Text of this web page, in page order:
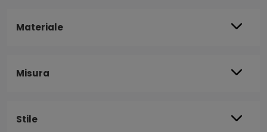
Materiale
Misura
Stile